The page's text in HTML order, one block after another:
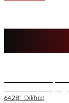
64281 Dilihat